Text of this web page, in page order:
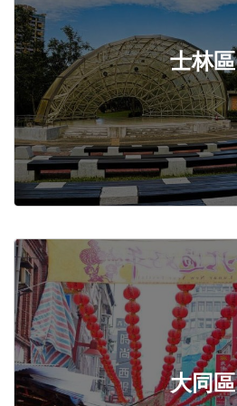
士林區
大同區